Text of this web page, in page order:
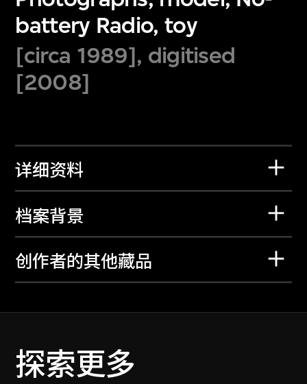
battery Radio, toy
[circa 1989], digitised
[2008]
详细资料
档案背景
创作者的其他藏品
探索更多